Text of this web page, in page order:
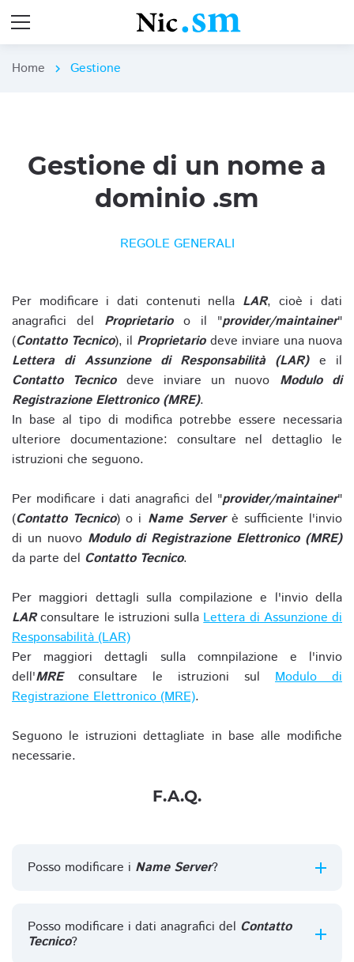
Home chevron_right Gestione
Gestione di un nome a
dominio .sm
REGOLE GENERALI
Per modificare i dati contenuti nella LAR, cioè i dati
anagrafici del Proprietarioo il "provider/maintainer"
(Contatto Tecnico), il Proprietariodeve inviare una nuova
Lettera di Assunzione di Responsabilità (LAR)e il
Contatto Tecnicodeve inviare un nuovo Modulo di
Registrazione Elettronico (MRE).
In base al tipo di modifica potrebbe essere necessaria
ulteriore documentazione: consultare nel dettaglio le
istruzioni che seguono.
Per modificare i dati anagrafici del "provider/maintainer"
(Contatto Tecnico) o i Name Serverè sufficiente l'invio
di un nuovo Modulo di Registrazione Elettronico (MRE)
da parte del Contatto Tecnico.
Per maggiori dettagli sulla compilazione e l'invio della
LARconsultare le istruzioni sullaLettera di Assunzione di
Responsabilità (LAR)
Per maggiori dettagli sulla comnpilazione e l'invio
dell'MREconsultare le istruzioni sul Modulo di
Registrazione Elettronico (MRE).
Seguono le istruzioni dettagliate in base alle modifiche
necessarie.
F.A.Q.
Posso modificare i Name Server?
Posso modificare i dati anagrafici del Contatto
Tecnico?